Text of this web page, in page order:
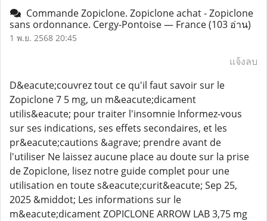
Commande Zopiclone. Zopiclone achat - Zopiclone
sans ordonnance. Cergy-Pontoise — France(103 อ่าน)
1 พ.ย. 2568 20:45
แจ้งลบ
D&eacute;couvrez tout ce qu'il faut savoir sur le
Zopiclone 7 5 mg, un m&eacute;dicament
utilis&eacute; pour traiter l'insomnie Informez-vous
sur ses indications, ses effets secondaires, et les
pr&eacute;cautions &agrave; prendre avant de
l'utiliser Ne laissez aucune place au doute sur la prise
de Zopiclone, lisez notre guide complet pour une
utilisation en toute s&eacute;curit&eacute; Sep 25,
2025 &middot; Les informations sur le
m&eacute;dicament ZOPICLONE ARROW LAB 3,75 mg